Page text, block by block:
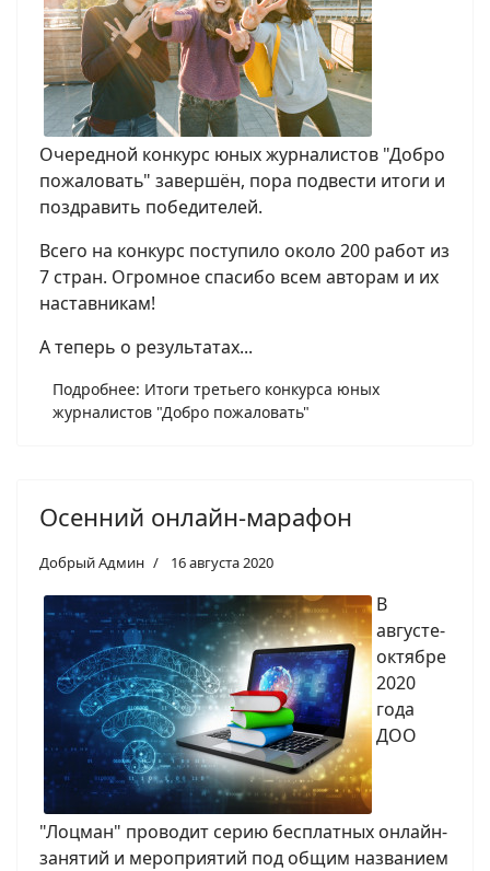
Очередной конкурс юных журналистов "Добро
пожаловать" завершён, пора подвести итоги и
поздравить победителей.
Всего на конкурс поступило около 200 работ из
7 стран. Огромное спасибо всем авторам и их
наставникам!
А теперь о результатах...
Подробнее: Итоги третьего конкурса юных
журналистов "Добро пожаловать"
Осенний онлайн-марафон
Добрый Админ 16 августа 2020
В
августе-
октябре
2020
года
ДОО
"Лоцман" проводит серию бесплатных онлайн-
занятий и мероприятий под общим названием